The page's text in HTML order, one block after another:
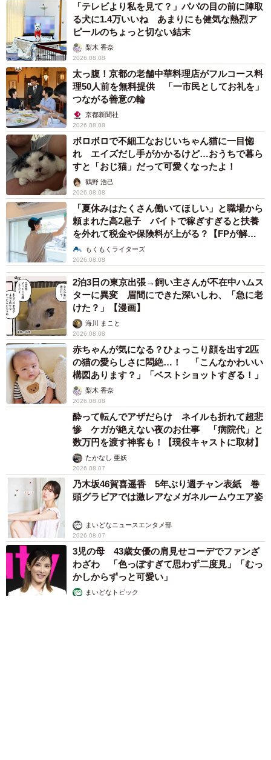
「テレビより私を見て？」パパの目の前に陣取
る犬に1.4万いいね あまりにも健気な熱烈ア
ピールのちょっと切ない結末
梨木 香奈
2026.08.08
太っ腹！京都の老舗中華料理店がフルコース料
理50人前を無料提供 「一市民としてお礼を」
つながる善意の輪
京都新聞社
2026.08.08
ボロボロで不細工なおじいちゃん猫に一目惚
れ エイズだし手がかかるけど…おうちで暮ら
すと「おじ猫」だって可愛くなったよ！
鶴野 浩己
2026.08.08
「夏休みはたくさん働いてほしい」と職場から
頼まれた高2息子 バイトで稼ぎすぎると扶養
を外れて税金や保険料が上がる？【FPが解
説】もくもくライターズ
2026.08.08
2泊3日の東京出張→飼い主さんが不在中ハムス
ターに異変 眉間にできた深いしわ、「急に老
けた？」【漫画】
海川 まこと
2026.08.08
赤ちゃんが気になる？ひょっこり顔を出す2匹
の猫の愛らしさに悶絶…！ 「こんなかわいい
構図あります？」「ベストショットすぎる！」
梨木 香奈
2026.08.08
酔って転んでアザだらけ ネイルも折れて超悲
惨 ケガが絶えない夜のお仕事 「病院代」と
数万円を渡す神客も！【現役キャストに取材】
たかなし 亜妖
2026.08.07
乃木坂46賀喜遥香 5年ぶり週チャン表紙 巻
頭グラビアでは激レアなメガネルームウエア姿
まいどなニュースエンタメ部
2026.08.07
3児の母 43歳女優の肩見せコーデでファンざ
わざわ 「色っぽすぎて思わず二度見」「むっ
かしからずっと可愛い」
まいどなトピック